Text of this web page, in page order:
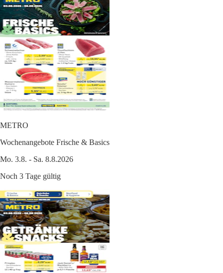
METRO
Wochenangebote Frische & Basics
Mo. 3.8. - Sa. 8.8.2026
Noch 3 Tage gültig